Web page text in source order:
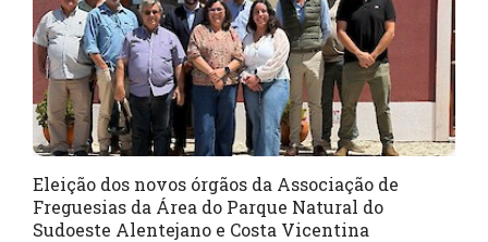
Eleição dos novos órgãos da Associação de
Freguesias da Área do Parque Natural do
Sudoeste Alentejano e Costa Vicentina